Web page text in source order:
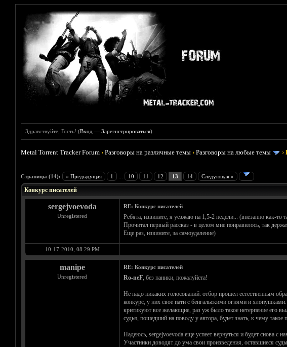
Здравствуйте, Гость! (Вход —Зарегистрироваться)
Metal Torrent Tracker Forum ›Разговоры на различные темы ›Разговоры на любые темы ›
Страницы (14): « Предыдущая 1 10 11 12 13 14 Следующая »
Голосов: 0 - Средняя оценка: 0
1
2
3
4
5
Конкурс писателей
sergejvoevoda
Unregistered
RE: Конкурс писателей
Ребята, извините, я уезжаю на 1,5-2 недели... (внезапно как-то
Прочитал первый рассказ - в целом мне понравилось, так
Еще раз, извините, за самоудаление)
10-17-2010, 08:29 PM
manipe
Unregistered
RE: Конкурс писателей
Ro-neF, без паники, пожалуйста!
Не надо никаких голосований: отбор прошел естественным
конкурс, у них свое пати с бенгальскими огнями и
критикуют все желающие, раз уж было такое нетерпение его
судья, пошедший на поводу у автора, будет знать, к чему
Надеюсь, sergejvoevoda еще успеет вернуться и будет снова с
Участники доводят до ума свои произведения, оставшиеся